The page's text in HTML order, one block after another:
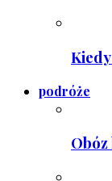
podróże